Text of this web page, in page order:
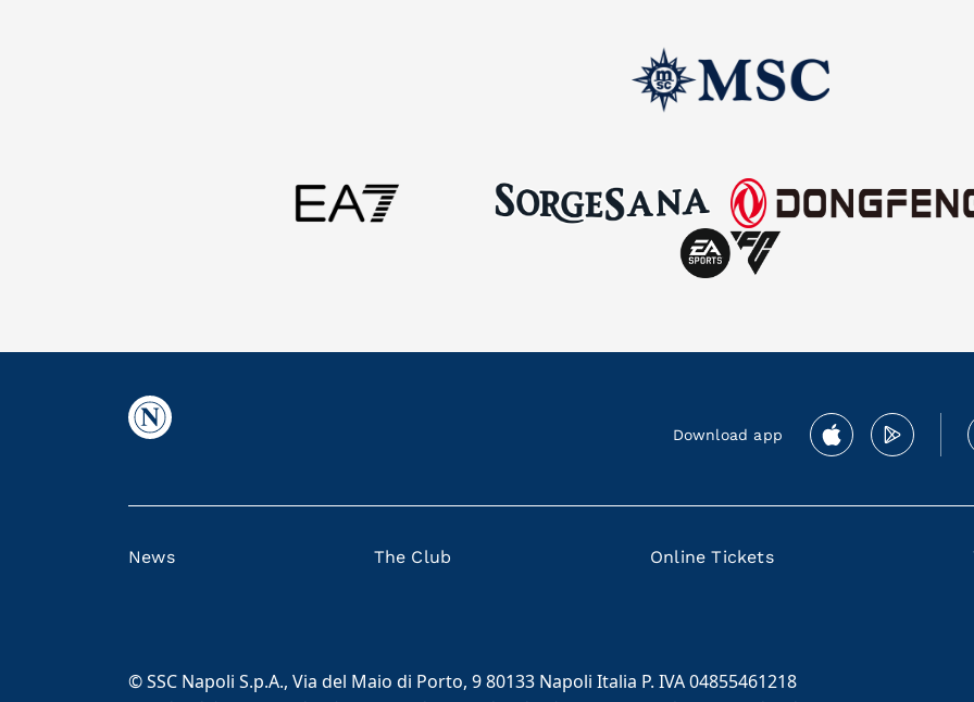
Download app
News The Club Online Tickets
© SSC Napoli S.p.A., Via del Maio di Porto, 9 80133 Napoli Italia P. IVA 04855461218